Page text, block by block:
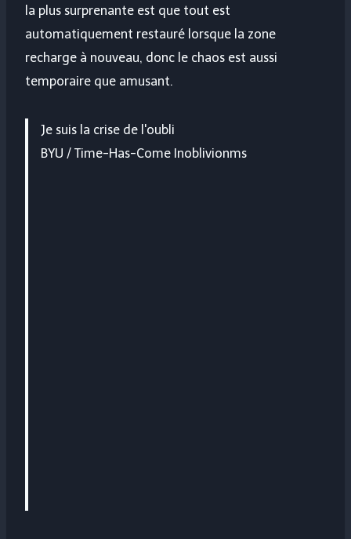
la plus surprenante est que tout est
automatiquement restauré lorsque la zone
recharge à nouveau, donc le chaos est aussi
temporaire que amusant.
Je suis la crise de l'oubli
BYU / Time-Has-Come Inoblivionms